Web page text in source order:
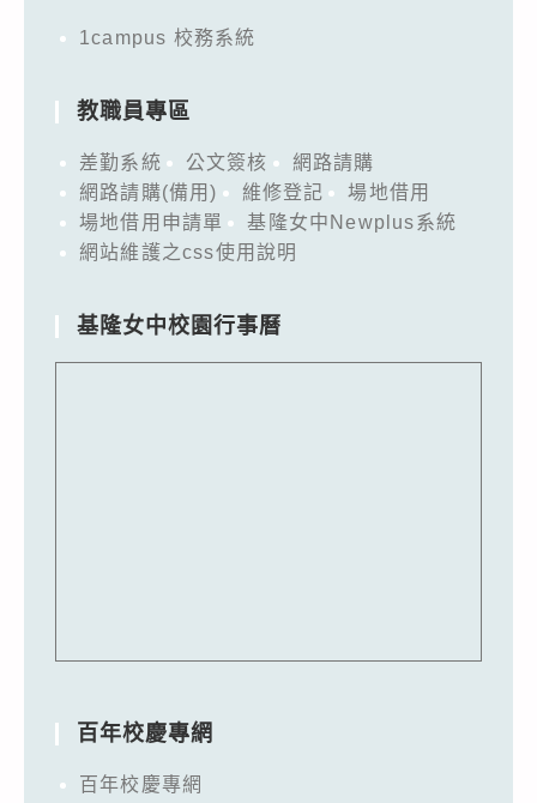
1campus 校務系統
教職員專區
差勤系統 公文簽核
網路請購
網路請購(備用)
維修登記
場地借用
場地借用申請單
基隆女中Newplus系統
網站維護之css使用說明
基隆女中校園行事曆
百年校慶專網
百年校慶專網